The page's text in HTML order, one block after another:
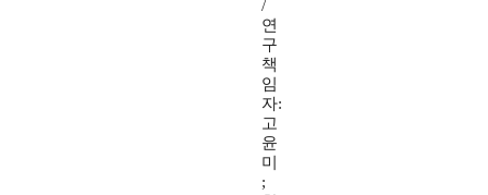
/
연
구
책
임
자:
고
윤
미
;